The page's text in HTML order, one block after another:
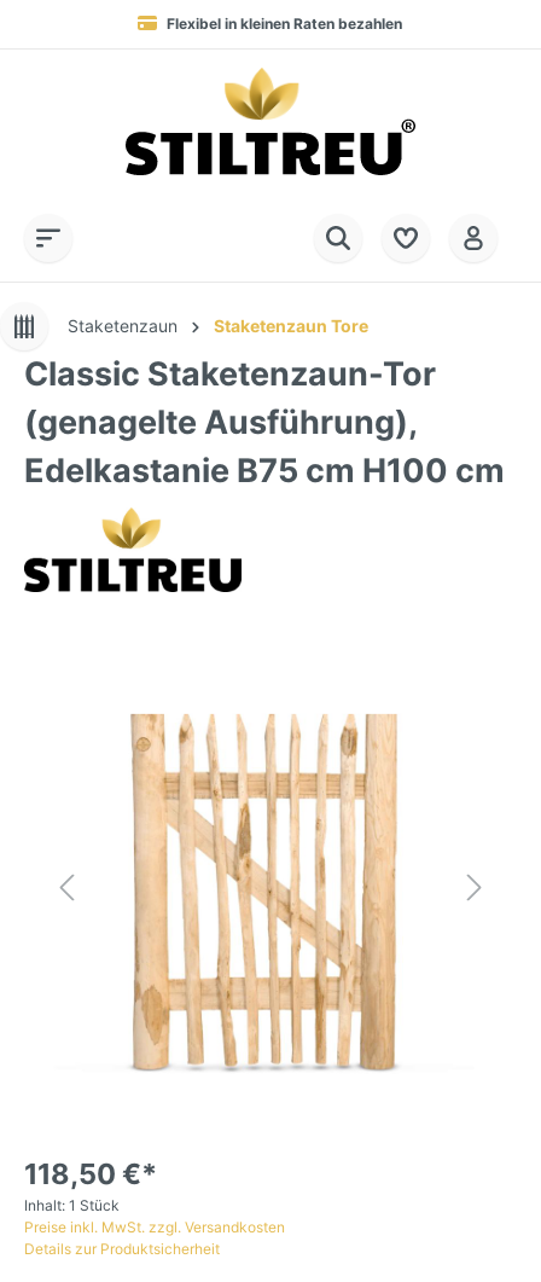
Flexibel in kleinen Raten bezahlen
Blitzversand in 1-2 Werktagen nach DE, AT & NL
+49 (0) 28 32 - 408 990 0
Dauerhaft hohe Warenverfügbarkeit
SSL-verschlüsselt online einkaufen
Staketenzaun Staketenzaun Tore
Classic Staketenzaun-Tor
(genagelte Ausführung),
Edelkastanie B75 cm H100 cm
118,50 €*
Inhalt: 1 Stück
Preise inkl. MwSt. zzgl. Versandkosten
Details zur Produktsicherheit